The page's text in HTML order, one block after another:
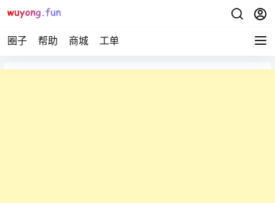
圈子 帮助 商城 工单